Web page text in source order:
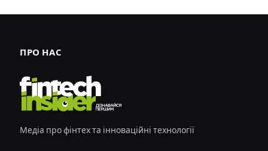
ПРО НАС
Медіа про фінтех та інноваційні технології